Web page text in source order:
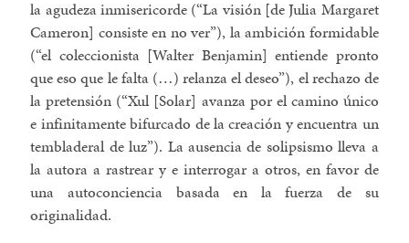
la agudeza inmisericorde (“La visión [de Julia Margaret
Cameron] consiste en no ver”), la ambición formidable
(“el coleccionista [Walter Benjamin] entiende pronto
que eso que le falta (…) relanza el deseo”), el rechazo de
la pretensión (“Xul [Solar] avanza por el camino único
e infinitamente bifurcado de la creación y encuentra un
tembladeral de luz”). La ausencia de solipsismo lleva a
la autora a rastrear y e interrogar a otros, en favor de
una autoconciencia basada en la fuerza de su
originalidad.